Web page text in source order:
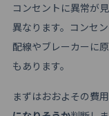
コンセントに異常が
異なります。コンセ
配線やブレーカーに
もあります。
まずはおおよその費